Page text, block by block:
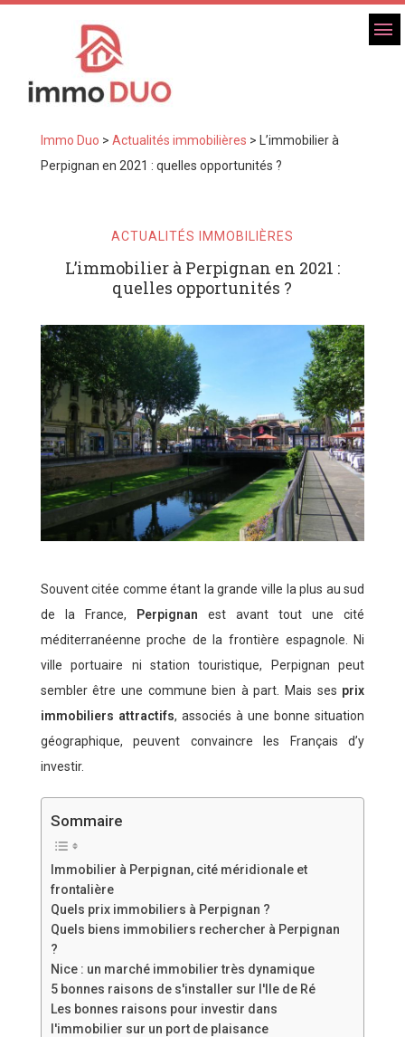
Immo Duo > Actualités immobilières >
L’immobilier à
Perpignan en 2021 : quelles opportunités ?
ACTUALITÉS IMMOBILIÈRES
L’immobilier à Perpignan en 2021 :
quelles opportunités ?
Souvent citée comme étant la grande ville la plus au sud
de la France,
Perpignan est avant tout une cité
méditerranéenne proche de la frontière espagnole. Ni
ville portuaire ni station touristique, Perpignan peut
sembler être une commune bien à part. Mais ses prix
immobiliers attractifs, associés à une bonne situation
géographique, peuvent convaincre les Français d’y
investir.
Sommaire
Immobilier à Perpignan, cité méridionale et
frontalière
Quels prix immobiliers à Perpignan ?
Quels biens immobiliers rechercher à Perpignan
?
Nice : un marché immobilier très dynamique
5 bonnes raisons de s'installer sur l'Ile de Ré
Les bonnes raisons pour investir dans
l'immobilier sur un port de plaisance